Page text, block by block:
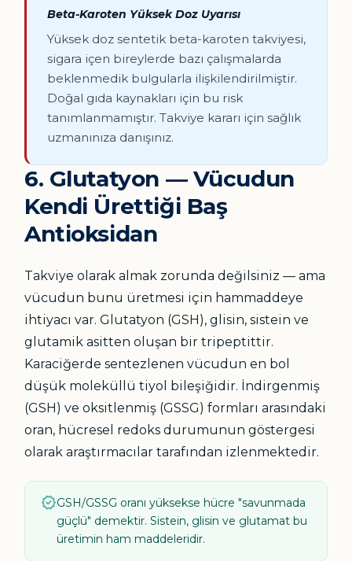
Beta-Karoten Yüksek Doz Uyarısı
Yüksek doz sentetik beta-karoten takviyesi,
sigara içen bireylerde bazı çalışmalarda
beklenmedik bulgularla ilişkilendirilmiştir.
Doğal gıda kaynakları için bu risk
tanımlanmamıştır. Takviye kararı için sağlık
uzmanınıza danışınız.
6. Glutatyon — Vücudun
Kendi Ürettiği Baş
Antioksidan
Takviye olarak almak zorunda değilsiniz — ama
vücudun bunu üretmesi için hammaddeye
ihtiyacı var. Glutatyon (GSH), glisin, sistein ve
glutamik asitten oluşan bir tripeptittir.
Karaciğerde sentezlenen vücudun en bol
düşük moleküllü tiyol bileşiğidir. İndirgenmiş
(GSH) ve oksitlenmiş (GSSG) formları arasındaki
oran, hücresel redoks durumunun göstergesi
olarak araştırmacılar tarafından izlenmektedir.
verifiedGSH/GSSG oranı yüksekse hücre "savunmada
güçlü" demektir. Sistein, glisin ve glutamat bu
üretimin ham maddeleridir.